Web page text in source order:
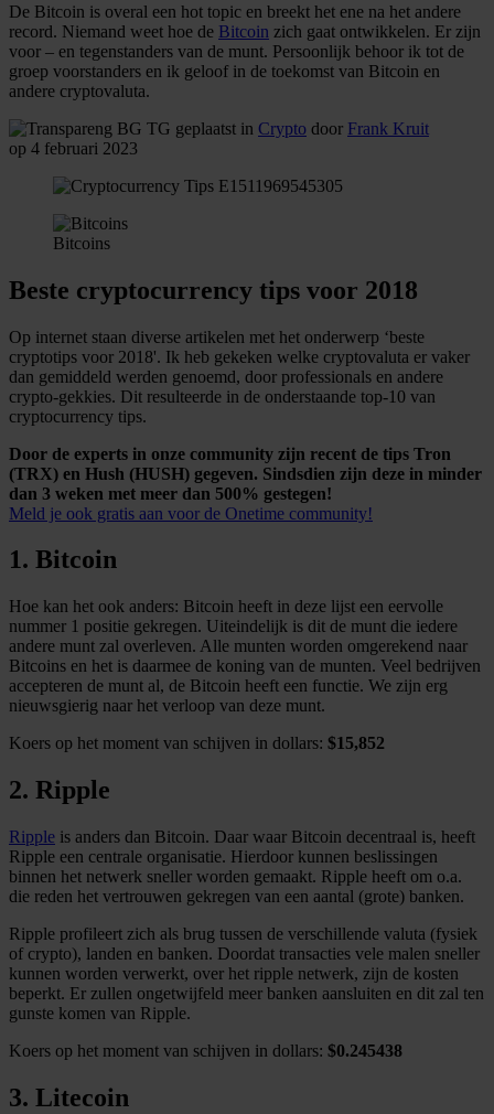
De Bitcoin is overal een hot topic en breekt het ene na het andere
record. Niemand weet hoe de Bitcoin zich gaat ontwikkelen. Er zijn
voor – en tegenstanders van de munt. Persoonlijk behoor ik tot de
groep voorstanders en ik geloof in de toekomst van Bitcoin en
andere cryptovaluta.
geplaatst in Crypto door Frank Kruit
op 4 februari 2023
Bitcoins
Beste cryptocurrency tips voor 2018
Op internet staan diverse artikelen met het onderwerp ‘beste
cryptotips voor 2018'. Ik heb gekeken welke cryptovaluta er vaker
dan gemiddeld werden genoemd, door professionals en andere
crypto-gekkies. Dit resulteerde in de onderstaande top-10 van
cryptocurrency tips.
Door de experts in onze community zijn recent de tips Tron
(TRX) en Hush (HUSH) gegeven. Sindsdien zijn deze in minder
dan 3 weken met meer dan 500% gestegen!
Meld je ook gratis aan voor de Onetime community!
1. Bitcoin
Hoe kan het ook anders: Bitcoin heeft in deze lijst een eervolle
nummer 1 positie gekregen. Uiteindelijk is dit de munt die iedere
andere munt zal overleven. Alle munten worden omgerekend naar
Bitcoins en het is daarmee de koning van de munten. Veel bedrijven
accepteren de munt al, de Bitcoin heeft een functie. We zijn erg
nieuwsgierig naar het verloop van deze munt.
Koers op het moment van schijven in dollars: $15,852
2. Ripple
Ripple is anders dan Bitcoin. Daar waar Bitcoin decentraal is, heeft
Ripple een centrale organisatie. Hierdoor kunnen beslissingen
binnen het netwerk sneller worden gemaakt. Ripple heeft om o.a.
die reden het vertrouwen gekregen van een aantal (grote) banken.
Ripple profileert zich als brug tussen de verschillende valuta (fysiek
of crypto), landen en banken. Doordat transacties vele malen sneller
kunnen worden verwerkt, over het ripple netwerk, zijn de kosten
beperkt. Er zullen ongetwijfeld meer banken aansluiten en dit zal ten
gunste komen van Ripple.
Koers op het moment van schijven in dollars: $0.245438
3. Litecoin